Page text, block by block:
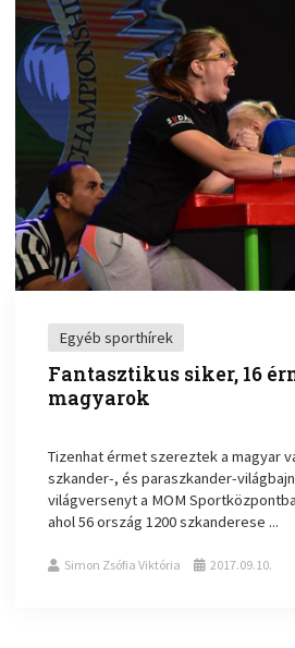
Egyéb sporthírek
Fantasztikus siker, 16
magyarok
Tizenhat érmet szereztek a magyar
szkander-, és paraszkander-
világversenyt a MOM
ahol 56 ország 1200 szkanderese ...
Simon Zsófia Viktória 2017.09.10.